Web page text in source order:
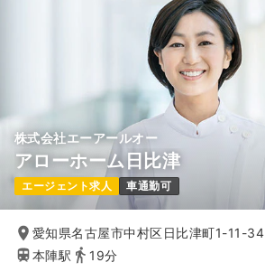
株式会社エーアールオー
アローホーム日比津
エージェント求人 車通勤可
愛知県名古屋市中村区日比津町1-11-34
本陣駅
19分